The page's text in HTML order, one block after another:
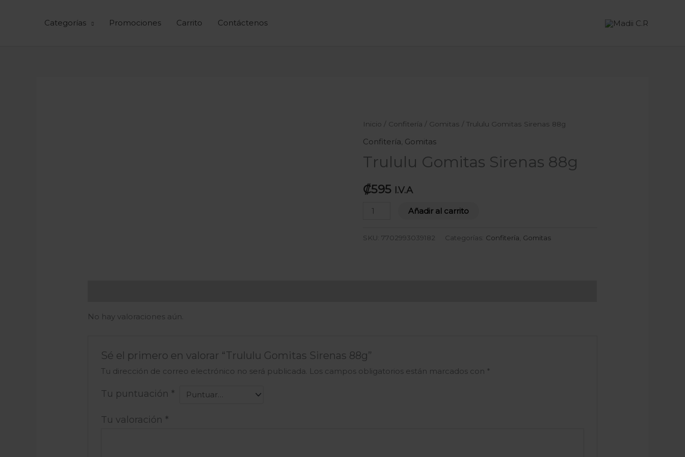
Categorías Promociones Carrito Contáctenos
Inicio / Confitería / Gomitas / Trululu Gomitas Sirenas 88g
Confitería, Gomitas
Trululu Gomitas Sirenas 88g
₡595 I.V.A
Trululu
Gomitas
88g
Añadir al carrito
SKU: 7702993039182 Categorías: Confitería Gomitas
No hay valoraciones aún.
Sé el primero en valorar “Trululu Gomitas Sirenas 88g”
Tu dirección de correo electrónico no será publicada. Los campos obligatorios están marcados con *
Tu puntuación *
Tu valoración *